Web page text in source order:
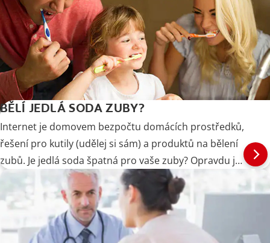
BĚLÍ JEDLÁ SODA ZUBY?
Internet je domovem bezpočtu domácích prostředků,
řešení pro kutily (udělej si sám) a produktů na bělení
zubů. Je jedlá soda špatná pro vaše zuby? Opravdu je
bělí? Jsme tu, abychom vám řekli, co říkají
profesionálové o účinnosti a bezpečnosti používání
jedlé sody k bělení zubů.